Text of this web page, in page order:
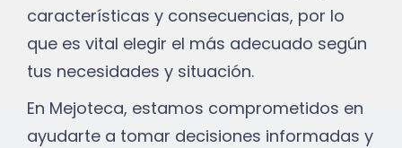
características y consecuencias, por lo
que es vital elegir el más adecuado según
tus necesidades y situación.
En Mejoteca, estamos comprometidos en
ayudarte a tomar decisiones informadas y